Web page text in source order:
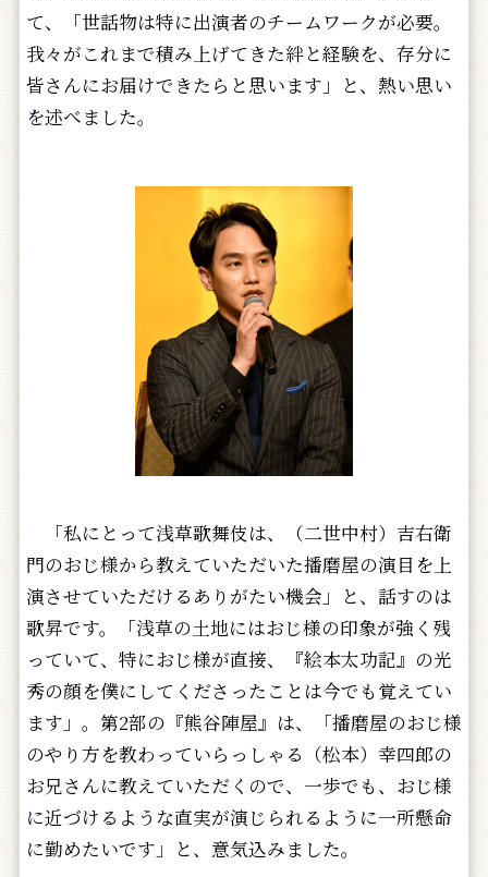
て、「世話物は特に出演者のチームワークが必要。
我々がこれまで積み上げてきた絆と経験を、存分に
皆さんにお届けできたらと思います」と、熱い思い
を述べました。
「私にとって浅草歌舞伎は、（二世中村）吉右衛
門のおじ様から教えていただいた播磨屋の演目を上
演させていただけるありがたい機会」と、話すのは
歌昇です。「浅草の土地にはおじ様の印象が強く残
っていて、特におじ様が直接、『絵本太功記』の光
秀の顔を僕にしてくださったことは今でも覚えてい
ます」。第2部の『熊谷陣屋』は、「播磨屋のおじ様
のやり方を教わっていらっしゃる（松本）幸四郎の
お兄さんに教えていただくので、一歩でも、おじ様
に近づけるような直実が演じられるように一所懸命
に勤めたいです」と、意気込みました。